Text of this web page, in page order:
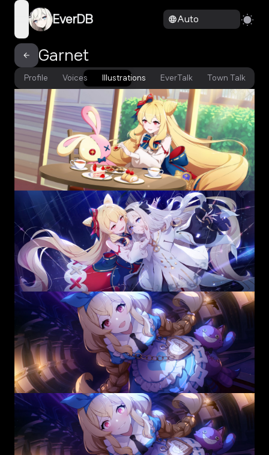
open navigation menu
EverDB Auto
Garnet
Profile Voices Illustrations EverTalk Town Talk